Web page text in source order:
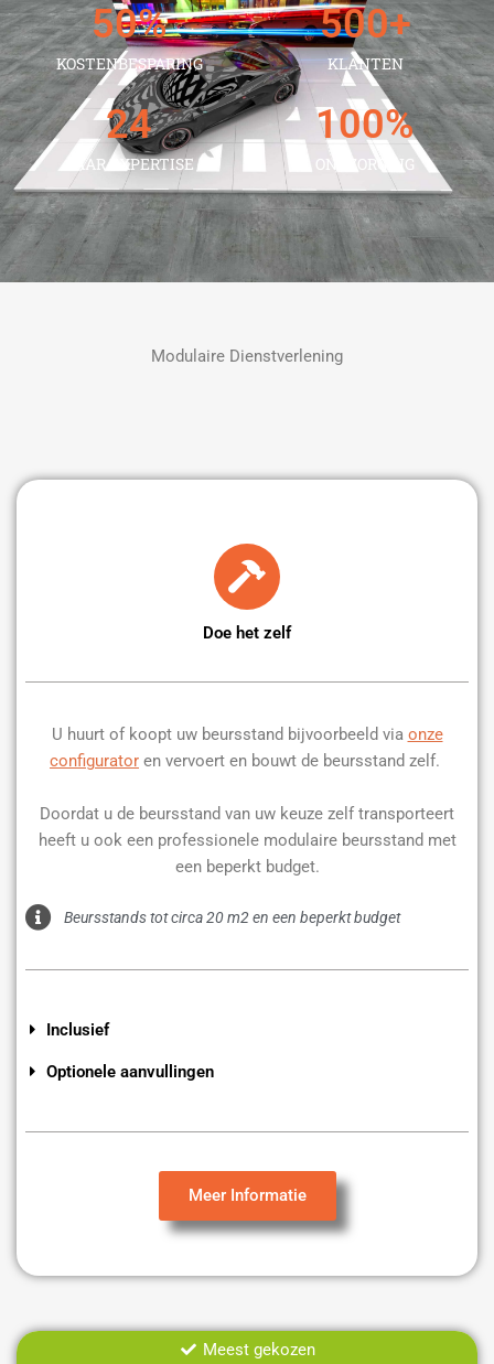
KOSTENBESPARING
50%
KLANTEN
500+
JAAR EXPERTISE
24
ONTZORGING
100%
Modulaire Dienstverlening
Doe het zelf
U huurt of koopt uw beursstand bijvoorbeeld via onze
configurator en vervoert en bouwt de beursstand zelf.
Doordat u de beursstand van uw keuze zelf transporteert
heeft u ook een professionele modulaire beursstand met
een beperkt budget.
Beursstands tot circa 20 m2 en een beperkt budget
Inclusief
Optionele aanvullingen
Meer Informatie
Meest gekozen